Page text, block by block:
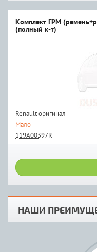
Комплект ГРМ
(полный к-т)
Renault оригинал
Мало
119A00397R
НАШИ